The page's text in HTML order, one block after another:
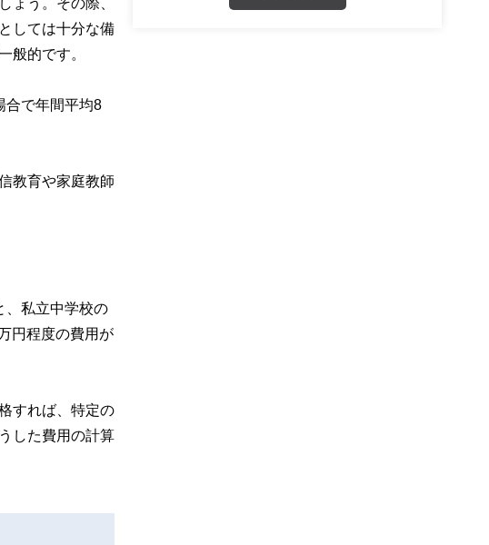
しては十分な備
般的です。
合で年間平均8
教育や家庭教師
、私立中学校の
円程度の費用が
すれば、特定の
した費用の計算